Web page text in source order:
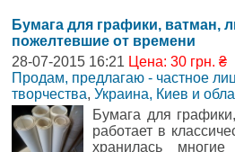
Бумага для графики, ватман,
пожелтевшие от времени
28-07-2015 16:21 Цена: 30 грн. ₴
Продам, предлагаю - частное
творчества, Украина, Киев и
Бумага для
работает в
хранилась